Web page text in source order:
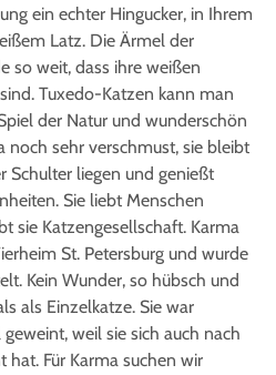
ein echter Hingucker, in Ihrem
Latz. Die Ärmel der
so weit, dass ihre weißen
Tuxedo-Katzen kann man
der Natur und wunderschön
noch sehr verschmust, sie bleibt
Schulter liegen und genießt
Sie liebt Menschen
sie Katzengesellschaft. Karma
St. Petersburg und wurde
Kein Wunder, so hübsch und
als Einzelkatze. Sie war
weil sie sich auch nach
hat. Für Karma suchen wir